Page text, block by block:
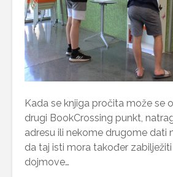
Kada se knjiga pročita može se
drugi BookCrossing punkt,
adresu ili nekome drugome dati
da taj isti mora također
dojmove…